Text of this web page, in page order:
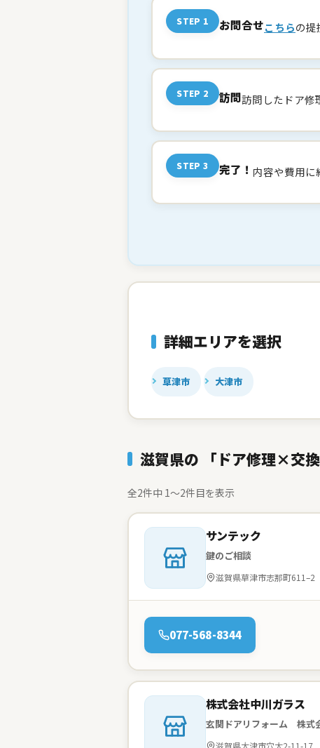
STEP 1 お問合せこちらの提
STEP 2 訪問訪問したドア修
STEP 3 完了！ 内容や費用
詳細エリアを選択
草津市 大津市
滋賀県の 「ドア修理×交換
全2件中 1〜2件目を表示
会社名：
サンテック
鍵のご相談
住所：
滋賀県草津市志那町611–2
電話：
077-568-8344
会社名：
株式会社中川ガラス
玄関ドアリフォーム 株式
住所：